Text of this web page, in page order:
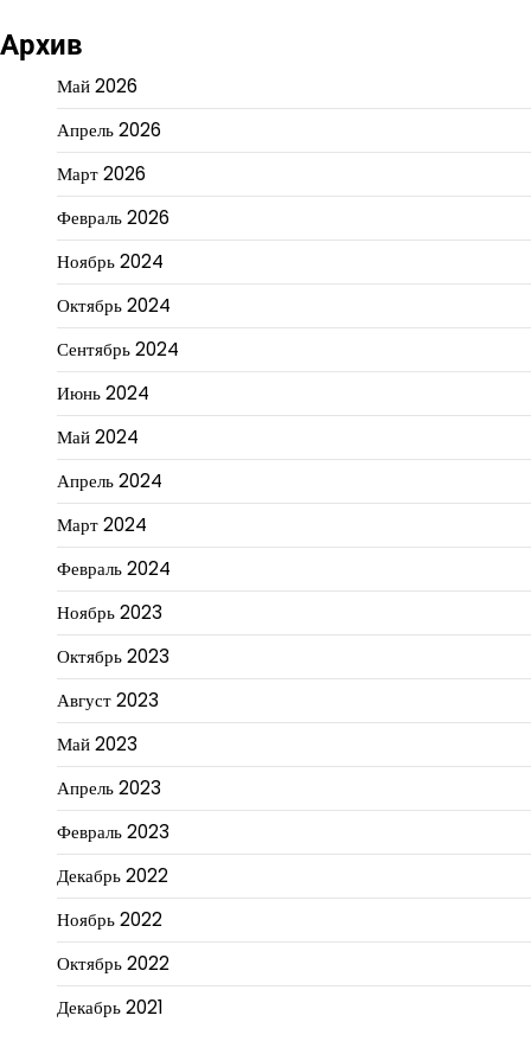
Архив
Май 2026
Апрель 2026
Март 2026
Февраль 2026
Ноябрь 2024
Октябрь 2024
Сентябрь 2024
Июнь 2024
Май 2024
Апрель 2024
Март 2024
Февраль 2024
Ноябрь 2023
Октябрь 2023
Август 2023
Май 2023
Апрель 2023
Февраль 2023
Декабрь 2022
Ноябрь 2022
Октябрь 2022
Декабрь 2021